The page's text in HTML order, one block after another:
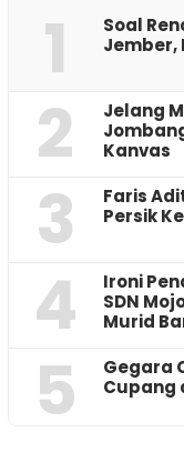
1
‎Soal
Jember,
2
Jelang
Kanvas
3
Faris
Persik
4
Ironi
SDN
Murid
5
‎Gegara
Cupang